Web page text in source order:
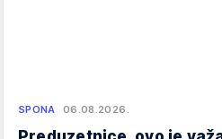
SPONA 06.08.2026.